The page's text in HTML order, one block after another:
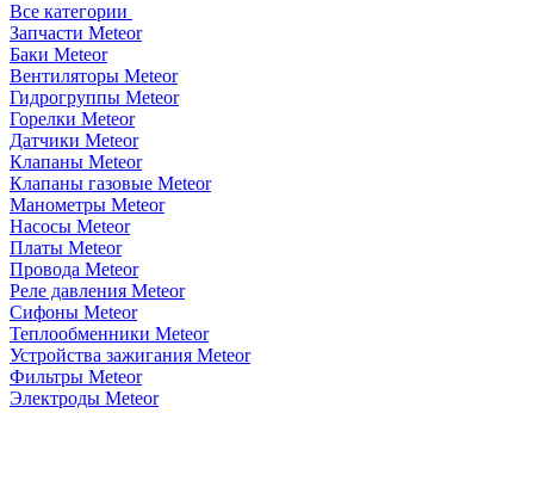
Все категории
Запчасти Meteor
Баки Meteor
Вентиляторы Meteor
Гидрогруппы Meteor
Горелки Meteor
Датчики Meteor
Клапаны Meteor
Клапаны газовые Meteor
Манометры Meteor
Насосы Meteor
Платы Meteor
Провода Meteor
Реле давления Meteor
Сифоны Meteor
Теплообменники Meteor
Устройства зажигания Meteor
Фильтры Meteor
Электроды Meteor